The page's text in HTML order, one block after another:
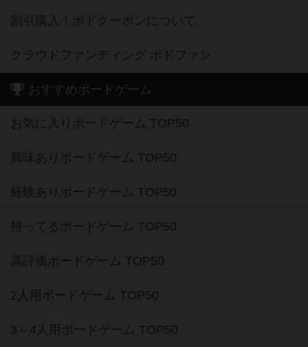
割引購入！ボドクーポンについて
クラウドファンディング ボドファン
おすすめボードゲーム
お気に入りボードゲーム TOP50
興味ありボードゲーム TOP50
経験ありボードゲーム TOP50
持ってるボードゲーム TOP50
高評価ボードゲーム TOP50
2人用ボードゲーム TOP50
3～4人用ボードゲーム TOP50